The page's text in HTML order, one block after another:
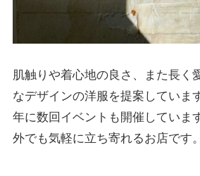
肌触りや着心地の良さ、また長く
なデザインの洋服を提案していま
年に数回 イベントも開催 していま
外でも気軽に立ち寄れるお店です。